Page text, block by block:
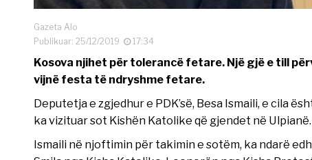
Gazeta Alo
Publikuar: 25/12/2019
17:34
Kosova njihet për tolerancë fetare. Një gjë e till
vijnë festa të ndryshme fetare.
Deputetja e zgjedhur e PDK’së, Besa Ismaili, e cila
ka vizituar sot Kishën Katolike që gjendet në Ulpianë.
Ismaili në njoftimin për takimin e sotëm, ka ndarë